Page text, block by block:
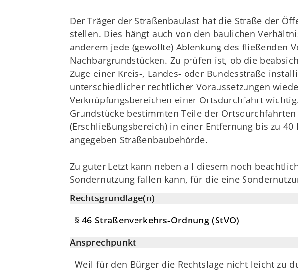
Der Träger der Straßenbaulast hat die Straße der
stellen. Dies hängt auch von den baulichen
anderem jede (gewollte) Ablenkung des fließenden
Nachbargrundstücken. Zu prüfen ist, ob die
Zuge einer Kreis-, Landes- oder Bundesstraße
unterschiedlicher rechtlicher Voraussetzungen
Verknüpfungsbereichen einer Ortsdurchfahrt
Grundstücke bestimmten Teile der
(Erschließungsbereich) in einer Entfernung bis zu
angegeben Straßenbaubehörde.
Zu guter Letzt kann neben all diesem noch
Sondernutzung fallen kann, für die eine
Rechtsgrundlage(n)
§ 46 Straßenverkehrs-Ordnung (StVO)
Ansprechpunkt
Weil für den Bürger die Rechtslage nicht leicht zu